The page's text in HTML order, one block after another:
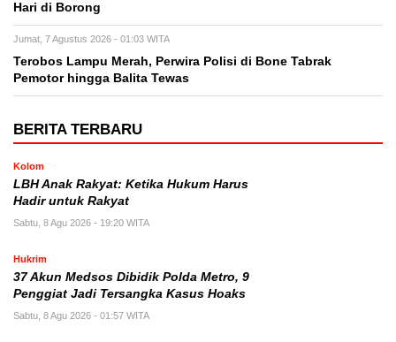
Hari di Borong
Jumat, 7 Agustus 2026 - 01:03 WITA
Terobos Lampu Merah, Perwira Polisi di Bone Tabrak
Pemotor hingga Balita Tewas
BERITA TERBARU
Kolom
LBH Anak Rakyat: Ketika Hukum Harus
Hadir untuk Rakyat
Sabtu, 8 Agu 2026 - 19:20 WITA
Hukrim
37 Akun Medsos Dibidik Polda Metro, 9
Penggiat Jadi Tersangka Kasus Hoaks
Sabtu, 8 Agu 2026 - 01:57 WITA